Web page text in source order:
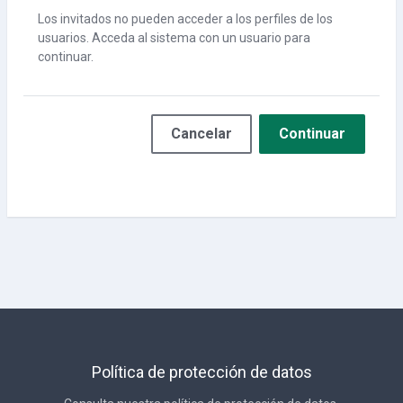
Los invitados no pueden acceder a los perfiles de los
usuarios. Acceda al sistema con un usuario para
continuar.
Cancelar Continuar
Política de protección de datos